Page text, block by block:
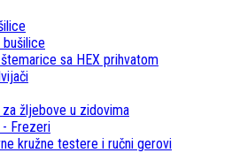
bušilice
sa HEX prihvatom
za žljebove u zidovima
- Frezeri
kružne testere i ručni gerovi